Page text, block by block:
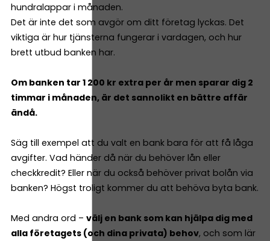
hundralappar i månaden.
Det är inte det som avgör om ditt företag lyckas. Det
viktiga är hur tjänsterna fungerar i vardagen, och hur
brett utbud banken har.
Om banken tar 1 200 kr extra per år men sparar dig 2
timmar i månaden, är det sannolikt en bättre affär
ändå.
Säg till exempel att du valt en bank bara för att få låga
avgifter. Vad händer då när du behöver lån eller
checkkredit? Eller när du också behöver privat bolån via
banken? Högst troligt kommer du att behöva byta bank.
Med andra ord – välj en bank som kan hjälpa dig med
alla företagets (och dina privata) behov, och som lär